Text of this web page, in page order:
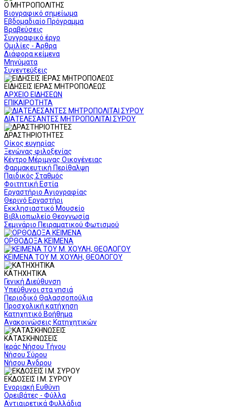
Ο ΜΗΤΡΟΠΟΛΙΤΗΣ
Βιογραφικό σημείωμα
Εβδομαδιαίο Πρόγραμμα
Βραβεύσεις
Συγγραφικό έργο
Ομιλίες - Άρθρα
Διάφορα κείμενα
Μηνύματα
Συνεντεύξεις
ΕΙΔΗΣΕΙΣ ΙΕΡΑΣ ΜΗΤΡΟΠΟΛΕΩΣ
ΑΡΧΕΙΟ ΕΙΔΗΣΕΩΝ
ΕΠΙΚΑΙΡΟΤΗΤΑ
ΔΙΑΤΕΛΕΣΑΝΤΕΣ ΜΗΤΡΟΠΟΛΙΤΑΙ ΣΥΡΟΥ
ΔΡΑΣΤΗΡΙΟΤΗΤΕΣ
Οίκος ευγηρίας
Ξενώνας φιλοξενίας
Κέντρο Μέριμνας Οικογένειας
Φαρμακευτική Περίθαλψη
Παιδικός Σταθμός
Φοιτητική Εστία
Εργαστήριο Αγιογραφίας
Θερινό Εργαστήρι
Εκκλησιαστικό Μουσείο
Βιβλιοπωλείο Θεογνωσία
Σεμινάριο Πειραματικού Φωτισμού
ΟΡΘΟΔΟΞΑ ΚΕΙΜΕΝΑ
ΚΕΙΜΕΝΑ ΤΟΥ Μ. ΧΟΥΛΗ, ΘΕΟΛΟΓΟΥ
ΚΑΤΗΧΗΤΙΚΑ
Γενική Διεύθυνση
Υπεύθυνοι στα νησιά
Περιοδικό Θαλασσοπούλια
Προσχολική κατήχηση
Κατηχητικό Βοήθημα
Ανακοινώσεις Κατηχητικών
ΚΑΤΑΣΚΗΝΩΣΕΙΣ
Ιεράς Νήσου Τήνου
Νήσου Σύρου
Νήσου Άνδρου
ΕΚΔΟΣΕΙΣ Ι.Μ. ΣΥΡΟΥ
Ενοριακή Ευθύνη
Ορειβάτες - Φύλλα
Αντιαιρετικά Φυλλάδια